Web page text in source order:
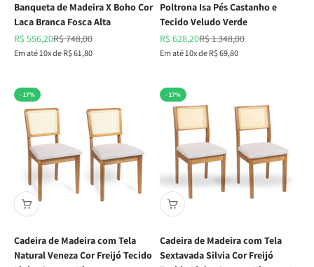
Banqueta de Madeira X Boho Cor
Laca Branca Fosca Alta
Preço promocional
R$ 556,20Preço normal
R$ 748,00
Em até 10x de R$ 61,80
Poltrona Isa Pés Castanho e
Tecido Veludo Verde
Preço promocional
R$ 628,20Preço normal
R$ 1.348,00
Em até 10x de R$ 69,80
- 17%
Cadeira de Madeira com Tela
Natural Veneza Cor Freijó Tecido
- 17%
Cadeira de Madeira com Tela
Sextavada Silvia Cor Freijó